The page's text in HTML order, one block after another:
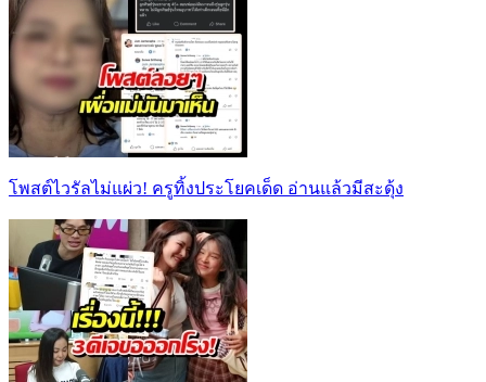
โพสต์ไวรัลไม่แผ่ว! ครูทิ้งประโยคเด็ด อ่านแล้วมีสะดุ้ง